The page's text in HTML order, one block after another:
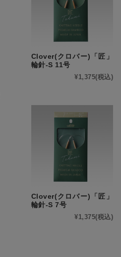
Clover(クロバー)「匠」
輪針-S 11号
¥1,375(税込)
Clover(クロバー)「匠」
輪針-S 7号
¥1,375(税込)